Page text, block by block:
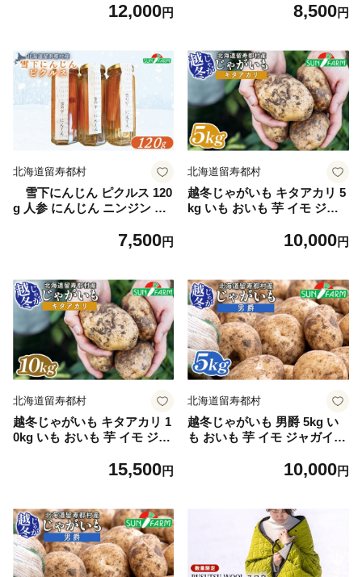
産地直送 新鮮 採れたて 大根
村【24009】
12,000円
都 野菜 旬野菜 季節野菜 甘い
炒め 汁物 カレー 約10キロ 留
寿都村【24010】
8,500円
北海道留寿都村
雪下にんじん ピクルス 120
g 人参 にんじん ニンジン 越
納税 北海道 留寿都 野菜 春
鮮 採れたて お弁当 おつまみ
酢漬け 留寿都村【24019】
7,500円
北海道留寿都村
越冬じゃがいも キタアカリ 5
kg いも おいも 芋 イモ ジャ
ンライン 申請 ふるさと納税
ポテトサラダ コロッケ スー
プ 5キロ 留寿都村【24020】
10,000円
北海道留寿都村
越冬じゃがいも キタアカリ 1
0kg いも おいも 芋 イモ ジャ
ンライン 申請 ふるさと納税
ポテトサラダ コロッケ スー
プ 10キロ 留寿都村【24021】
15,500円
北海道留寿都村
越冬じゃがいも 男爵 5kg い
も おいも 芋 イモ ジャガイモ
ン 申請 ふるさと納税 北海道
ロッケ マッシュポテト 5キロ
留寿都村【24022】
10,000円